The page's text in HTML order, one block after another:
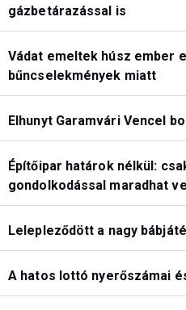
gázbetárazással is
Vádat emeltek húsz ember
bűncselekmények miatt
Elhunyt Garamvári Vencel
Építőipar határok nélkül:
gondolkodással maradhat
Lelepleződött a nagy
A hatos lottó nyerőszámai